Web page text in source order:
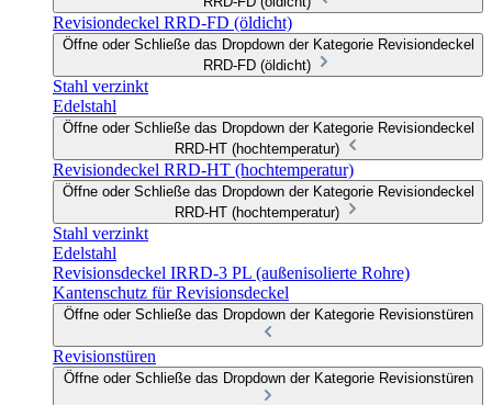
Revisiondeckel RRD-FD (öldicht)
Öffne oder Schließe das Dropdown der Kategorie Revisiondeckel
RRD-FD (öldicht)
Stahl verzinkt
Edelstahl
Öffne oder Schließe das Dropdown der Kategorie Revisiondeckel
RRD-HT (hochtemperatur)
Revisiondeckel RRD-HT (hochtemperatur)
Öffne oder Schließe das Dropdown der Kategorie Revisiondeckel
RRD-HT (hochtemperatur)
Stahl verzinkt
Edelstahl
Revisionsdeckel IRRD-3 PL (außenisolierte Rohre)
Kantenschutz für Revisionsdeckel
Öffne oder Schließe das Dropdown der Kategorie Revisionstüren
Revisionstüren
Öffne oder Schließe das Dropdown der Kategorie Revisionstüren